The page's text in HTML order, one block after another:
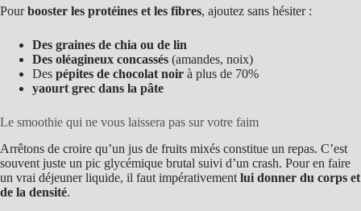
Pourbooster les protéines et les fibres, ajoutez sans hésiter :
Des graines de chia ou de lin
Des oléagineux concassés (amandes, noix)
Des pépites de chocolat noir à plus de 70%
yaourt grec dans la pâte
Le smoothie qui ne vous laissera pas sur votre faim
Arrêtons de croire qu’un jus de fruits mixés constitue un repas. C’est
souvent juste un pic glycémique brutal suivi d’un crash. Pour en faire
un vrai déjeuner liquide, il faut impérativement lui donner du corps et
de la densité.